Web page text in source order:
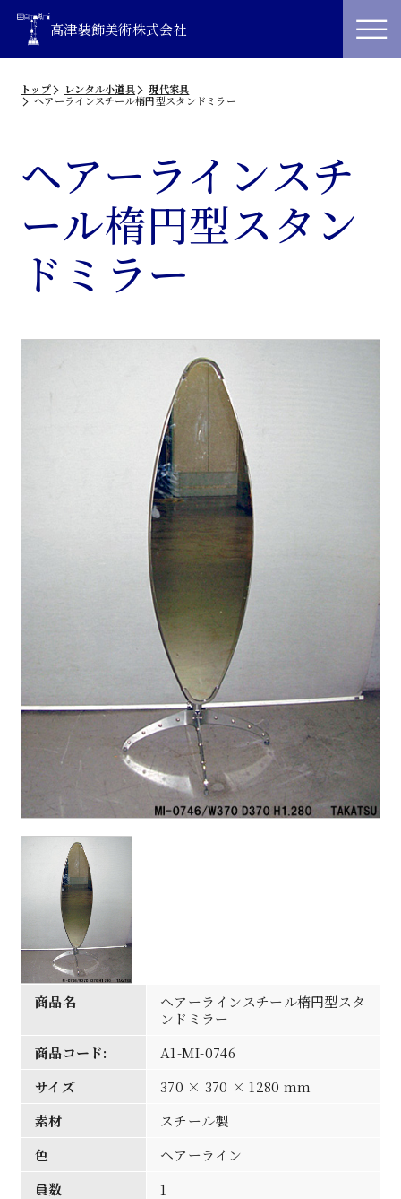
高津装飾美術株式会社
トップ レンタル小道具
現代家具
ヘアーラインスチール楕円型スタンドミラー
ヘアーラインスチ
ール楕円型スタン
ドミラー
商品名
ヘアーラインスチール楕円型スタ
ンドミラー
商品コード:
A1-MI-0746
サイズ
370 × 370 × 1280 mm
素材
スチール製
色
ヘアーライン
員数
1